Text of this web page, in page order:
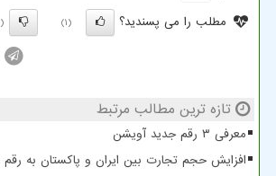
مطلب را می پسندید؟
(1)
(0)
تازه ترین مطالب مرتبط
معرفی ۳ رقم جدید آویشن
افزایش حجم تجارت بین ایران و پاکستان به رقم 10 میلیارد دلار